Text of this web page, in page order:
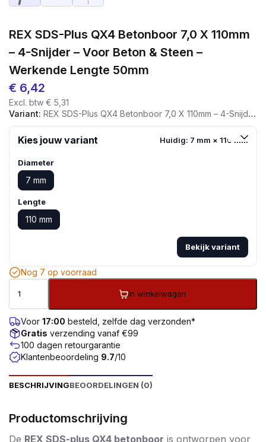
REX SDS-Plus QX4 Betonboor 7,0 X 110mm
– 4-Snijder – Voor Beton & Steen –
Werkende Lengte 50mm
€ 6,42
Excl. btw € 5,31
Variant: REX SDS-Plus QX4 Betonboor 7,0 X 110mm – 4-Snijder – Voor Beton & Steen – Werkende Lengte 50mm
Kies jouw variant Huidig: 7 mm × 110 mm
Diameter
7 mm
Lengte
110 mm
Bekijk variant
Nog 7 op voorraad
In winkelwagen
Voor 17:00 besteld, zelfde dag verzonden*
Gratis verzending vanaf €99
100 dagen retourgarantie
Klantenbeoordeling 9.7/10
BESCHRIJVINGBEOORDELINGEN (0)
Productomschrijving
De REX SDS-plus QX4 betonboor is ontworpen voor